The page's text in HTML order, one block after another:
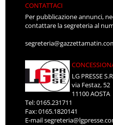
CONTATTACI
Per pubblicazione annunci,
contattare la segreteria al
LG PRESSE
via Festaz, 52
11100 AOSTA
Tel: 0165.231711
Fax: 0165.1820141
E-mail